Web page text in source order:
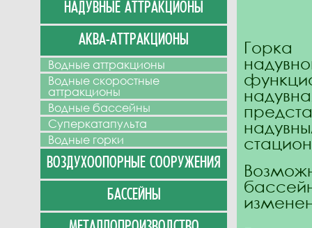
НАДУВНЫЕ АТТРАКЦИОНЫ
АКВА-АТТРАКЦИОНЫ
Водные аттракционы
Водные скоростные
аттракционы
Водные бассейны
Суперкатапульта
Водные горки
ВОЗДУХООПОРНЫЕ СООРУЖЕНИЯ
БАССЕЙНЫ
Горка